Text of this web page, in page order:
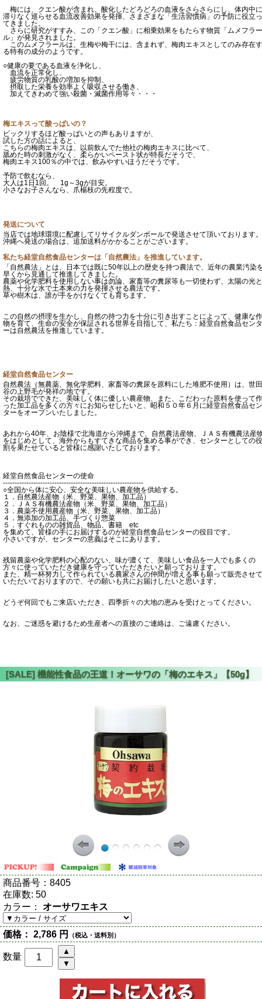
梅には、クエン酸が含まれ、酸化したどろどろの血液をさらさらにし、体内中に
滞りなく巡らせる血流改善効果を発揮、さまざまな「生活習慣病」の予防に役立っ
てきました。
さらに研究がすすみ、この「クエン酸」に相乗効果をもたらす物質「ムメフラー
ル」が発見されました。
このムメフラールは、生梅や梅干には、含まれず、梅肉エキスとしてのみ存在す
る特有の成分のようです。
○健康の要である血液を浄化し、
血流を正常化し、
疲労物質の乳酸の増加を抑制、
摂取した栄養を効率よく吸収させる働き、
加えてきわめて強い殺菌・滅菌作用等々・・・
梅エキスって酸っぱいの？
ビックリするほど酸っぱいとの声もありますが、
試した方の話によると、
こちらの梅肉エキスは、以前飲んでた他社の梅肉エキスに比べて、
舐めた時の刺激がなく、柔らかいペースト状が特長だそうで、
梅肉エキス100％の中では、飲みやすいほうだそうです。
予防で飲むなら、
大人は1日1回。 1g～3gが目安。
小さなお子さんなら、爪楊枝の先程度で。
発送について
当店では地球環境に配慮してリサイクルダンボールで発送させて頂いております。
沖縄へ発送の場合は、追加送料がかかることがございます。
私たち経堂自然食品センターは「自然農法」を推進しています。
「自然農法」とは、日本では既に50年以上の歴史を持つ農法で、近年の農業汚染
早くから見通して推進してきました。
農薬や化学肥料を使用しない事は勿論、家畜等の糞尿等も一切使わず、太陽の光と
熱、十分な水で土本来の力を発揮させる農法です。
草や樹木は、誰が手をかけなくても育ちます。
この自然の摂理を生かし、自然の持つ力を十分に引き出すことによって、健康な作
物を育て、生命の安全が保証される世界を目指して、私たち：経堂自然食品センタ
ーは自然農法を推進しています。
経堂自然食品センター
自然農法（無農薬、無化学肥料、家畜等の糞尿を原料にした堆肥不使用）は、世田
谷の上野毛が発祥の地です。
その栽培でできた、美味しく体に優しい農産物、また、こだわった原料を使って作
った加工品を多くの方々にお知らせしたいと、昭和５０年６月に経堂自然食品セン
ターをオープンいたしました。
あれから40年、お陰様で北海道から沖縄まで、自然農法産物、ＪＡＳ有機農法産
をはじめとして、海外からもすてきな商品を集める事ができ、センターとしての役
割を果たせていると皆様に感謝いたしております。
経堂自然食品センターの使命
------------------------------------------------------------
○全国から体に安心、安全な美味しい農産物を供給する。
１．自然農法産物（米、野菜、果物、加工品）
２．ＪＡＳ有機農法産物（米、野菜、果物、加工品）
３．農薬不使用農産物（米、野菜、果物、加工品）
４．無添加の加工品、手づくり惣菜
５．すぐれものの雑貨品、物品、書籍 etc
を集めて、皆様の手にお届けするのが経堂自然食品センターの役目です。
小さいですが、センターの意義はそこにあります。
残留農薬や化学肥料の心配のない、味が濃くて、美味しい食品を一人でも多くの
方々に使っていただき健康を守っていただきたいと願っております。
また、精一杯努力して作られている農家さんの仲間が増える事も願って販売させて
いただいておりますので、その願いも共にお届けしたいと思います。
どうぞ何回でもご来店いただき、四季折々の大地の恵みを受けとってください。
なお、ご迷惑を避けるため生産者への直接のご連絡は、ご遠慮ください。
商品番号： 8405
在庫数: 50
カラー： オーサワエキス
価格： 2,786 円 （税込・送料別）
数量